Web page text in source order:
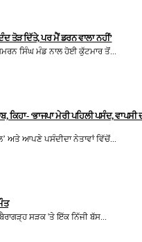
ਤੋੜ ਦਿੱਤੇ, ਪਰ ਮੈਂ ਡਰਨ ਵਾਲਾ ਨਹੀਂ’
ਸਿੰਘ ਮੰਡ ਨਾਲ ਹੋਈ ਕੁੱਟਮਾਰ ਤੋਂ...
‘ਭਾਜਪਾ ਮੇਰੀ ਪਹਿਲੀ ਪਸੰਦ, ਵਾਪਸੀ
ਅਤੇ ਆਪਣੇ ਪਸੰਦੀਦਾ ਨੇਤਾਵਾਂ ਵਿੱਚੋਂ...
ਸੜਕ 'ਤੇ ਇੱਕ ਨਿੱਜੀ ਬੱਸ...